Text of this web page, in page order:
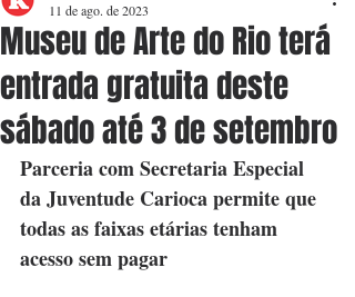
Museu de Arte do Rio terá
entrada gratuita deste
sábado até 3 de setembro
11 de ago. de 2023
Parceria com Secretaria Especial
da Juventude Carioca permite que
todas as faixas etárias tenham
acesso sem pagar